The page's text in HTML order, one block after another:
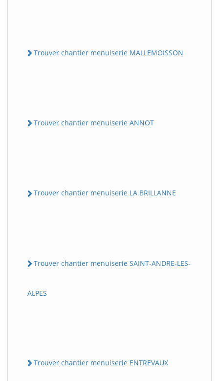
Trouver chantier menuiserie MALLEMOISSON
Trouver chantier menuiserie ANNOT
Trouver chantier menuiserie LA BRILLANNE
Trouver chantier menuiserie SAINT-ANDRE-LES-
ALPES
Trouver chantier menuiserie ENTREVAUX